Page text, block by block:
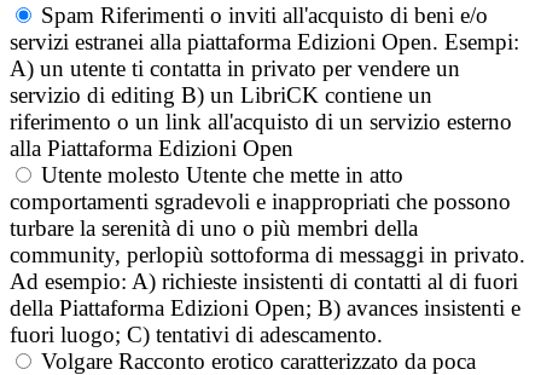
Spam Riferimenti o inviti all'acquisto di beni e/o
servizi estranei alla piattaforma Edizioni Open. Esempi:
A) un utente ti contatta in privato per vendere un
servizio di editing B) un LibriCK contiene un
riferimento o un link all'acquisto di un servizio esterno
alla Piattaforma Edizioni Open
Utente molesto Utente che mette in atto
comportamenti sgradevoli e inappropriati che possono
turbare la serenità di uno o più membri della
community, perlopiù sottoforma di messaggi in privato.
Ad esempio: A) richieste insistenti di contatti al di fuori
della Piattaforma Edizioni Open; B) avances insistenti e
fuori luogo; C) tentativi di adescamento.
Volgare Racconto erotico caratterizzato da poca